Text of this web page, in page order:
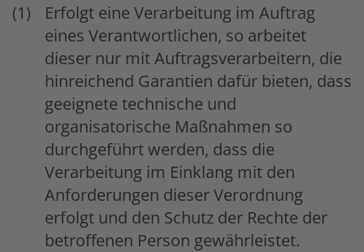
Erfolgt eine Verarbeitung im Auftrag
eines Verantwortlichen, so arbeitet
dieser nur mit Auftragsverarbeitern, die
hinreichend Garantien dafür bieten, dass
geeignete technische und
organisatorische Maßnahmen so
durchgeführt werden, dass die
Verarbeitung im Einklang mit den
Anforderungen dieser Verordnung
erfolgt und den Schutz der Rechte der
betroffenen Person gewährleistet.